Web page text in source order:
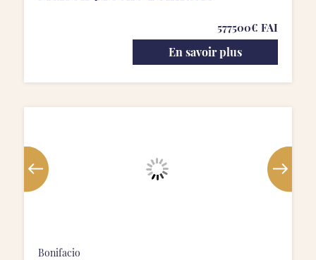
577500€ FAI
En savoir plus
Bonifacio